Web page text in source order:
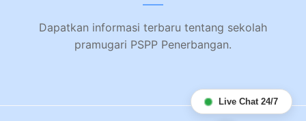
Dapatkan informasi terbaru tentang sekolah
pramugari PSPP Penerbangan.
Live Chat 24/7